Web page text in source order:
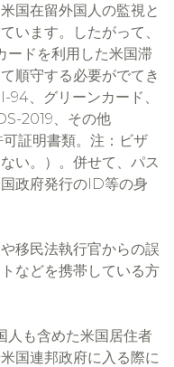
国在留外国人の監視と
います。したがって、
ードを利用した米国滞
順守する必要がでてき
94、グリーンカード、
2019、その他
証明書類。注：ビザ
い。）。併せて、パス
政府発行のID等の身
移民法執行官からの誤
などを携帯している方
人も含めた米国居住者
国連邦政府に入る際に